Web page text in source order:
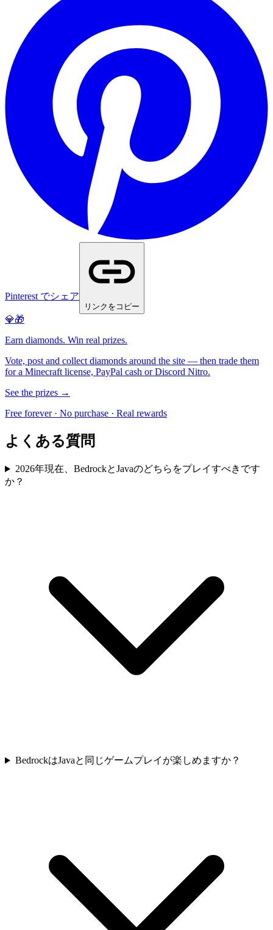
Pinterest でシェア
リンクをコピー
💎🎁
Earn diamonds. Win real prizes.
Vote, post and collect diamonds around the site — then trade them
for a Minecraft license, PayPal cash or Discord Nitro.
See the prizes →
Free forever · No purchase · Real rewards
よくある質問
2026年現在、BedrockとJavaのどちらをプレイすべきです
か？
BedrockはJavaと同じゲームプレイが楽しめますか？